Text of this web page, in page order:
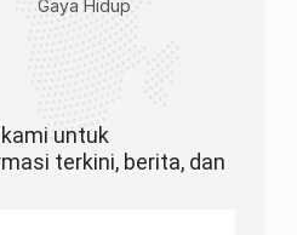
Gaya Hidup
untuk
terkini, berita, dan